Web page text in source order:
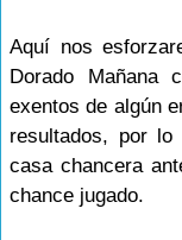
Aquí nos
Dorado Mañana
exentos de algún
resultados, por lo
casa chancera
chance jugado.